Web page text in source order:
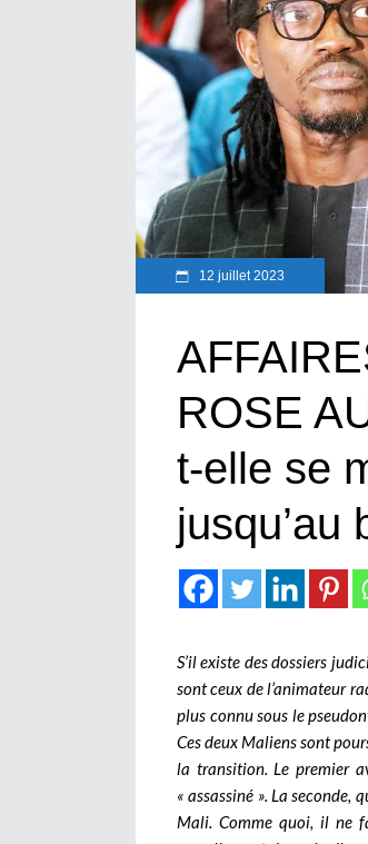
12 juillet 2023
ROSE
t-elle se
jusqu’au
S’il existe des dossiers
sont ceux de l’animateur
plus connu sous le
Ces deux Maliens sont
la transition. Le premier
« assassiné ». La
Mali. Comme quoi, il ne